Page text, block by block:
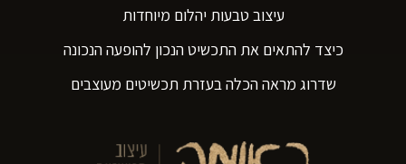
עיצוב טבעות יהלום מיוחדות
כיצד להתאים את התכשיט הנכון להופעה הנכונה
שדרוג מראה הכלה בעזרת תכשיטים מעוצבים